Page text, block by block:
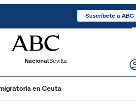
Suscríbete a ABC
NacionalSevilla
en Ceuta